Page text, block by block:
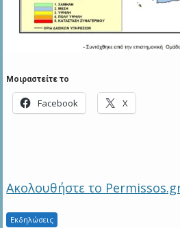
Μοιραστείτε το
Facebook X
Ακολουθήστε το
Εκδηλώσεις